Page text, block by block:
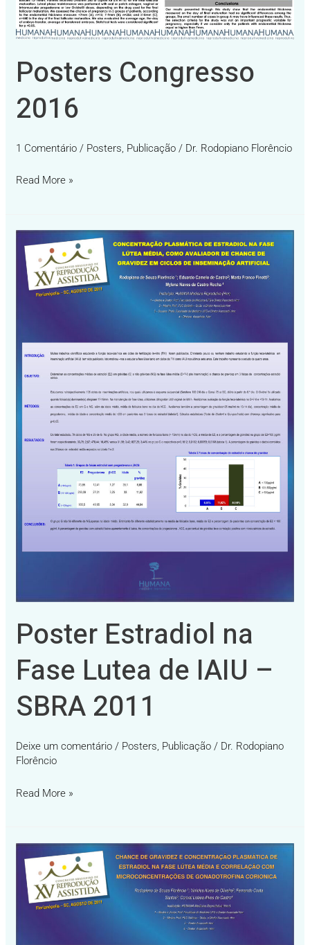
Posters Congresso
2016
1 Comentário / Posters, Publicação / Dr. Rodopiano Florêncio
Read More »
Poster Estradiol na
Fase Lutea de IAIU –
SBRA 2011
Deixe um comentário / Posters, Publicação / Dr. Rodopiano
Florêncio
Estradiol
Fase
IAIU
2011
Read More »
Estradiol
Beta